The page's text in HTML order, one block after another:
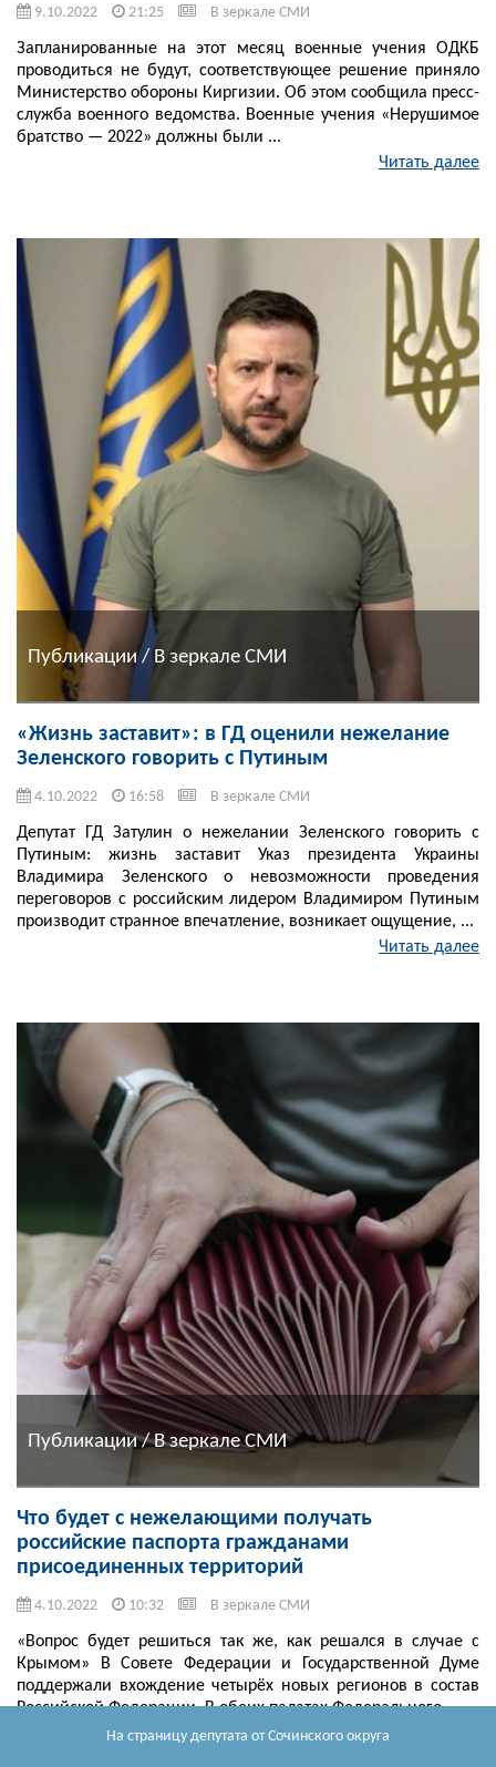
На страницу депутата от Сочинского округа
9.10.2022 21:25 В зеркале СМИ
Запланированные на этот месяц военные учения ОДКБ
проводиться не будут, соответствующее решение приняло
Министерство обороны Киргизии. Об этом сообщила пресс-
служба военного ведомства. Военные учения «Нерушимое
братство — 2022» должны были ...
Читать далее
Публикации / В зеркале СМИ
«Жизнь заставит»: в ГД оценили нежелание
Зеленского говорить с Путиным
4.10.2022 16:58 В зеркале СМИ
Депутат ГД Затулин о нежелании Зеленского говорить с
Путиным: жизнь заставит Указ президента Украины
Владимира Зеленского о невозможности проведения
переговоров с российским лидером Владимиром Путиным
производит странное впечатление, возникает ощущение, ...
Читать далее
Публикации / В зеркале СМИ
Что будет с нежелающими получать
российские паспорта гражданами
присоединенных территорий
4.10.2022 10:32 В зеркале СМИ
«Вопрос будет решиться так же, как решался в случае с
Крымом» В Совете Федерации и Государственной Думе
поддержали вхождение четырёх новых регионов в состав
Российской Федерации. В обеих палатах Федерального ...
Читать далее